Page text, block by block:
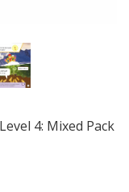
4: Mixed Pack